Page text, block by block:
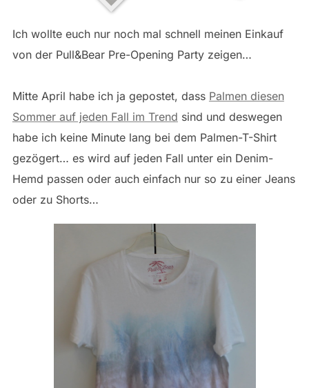
Ich wollte euch nur noch mal schnell meinen Einkauf
von der Pull&Bear Pre-Opening Party zeigen…
Mitte April habe ich ja gepostet, dass Palmen diesen
Sommer auf jeden Fall im Trend sind und deswegen
habe ich keine Minute lang bei dem Palmen-T-Shirt
gezögert… es wird auf jeden Fall unter ein Denim-
Hemd passen oder auch einfach nur so zu einer Jeans
oder zu Shorts…